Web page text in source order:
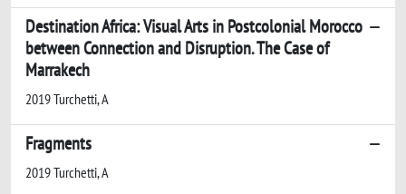
Destination Africa: Visual Arts in Postcolonial Morocco
between Connection and Disruption. The Case of
Marrakech
2019 Turchetti, A
Fragments
2019 Turchetti, A